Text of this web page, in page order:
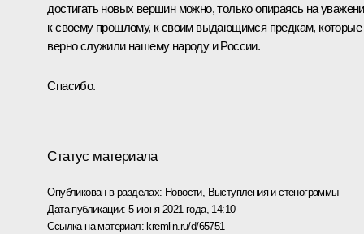
достигать новых вершин можно, только опираясь на
к своему прошлому, к своим выдающимся предкам, которые
верно служили нашему народу и России.
Спасибо.
Статус материала
Опубликован в разделах: Новости, Выступления и стенограммы
Дата публикации:5 июня 2021 года, 14:10
Ссылка на материал: kremlin.ru/d/65751